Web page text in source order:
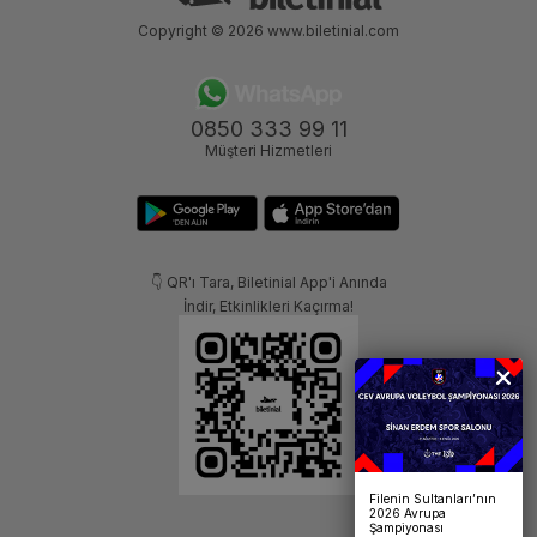
0850 333 99 11
Müşteri Hizmetleri
👇 QR'ı Tara, Biletinial App'i Anında
İndir, Etkinlikleri Kaçırma!
Copyright © 2026 www.biletinial.com
Filenin Sultanları’nın
2026 Avrupa
Şampiyonası